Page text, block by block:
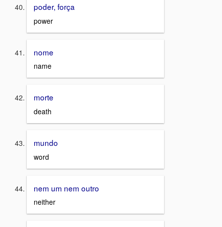
poder, força
power
nome
name
morte
death
mundo
word
nem um nem outro
neither